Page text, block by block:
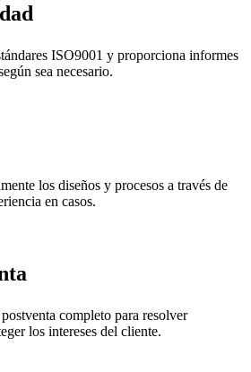
ISO9001 y proporciona informes
sea necesario.
los diseños y procesos a través de
en casos.
completo para resolver
los intereses del cliente.